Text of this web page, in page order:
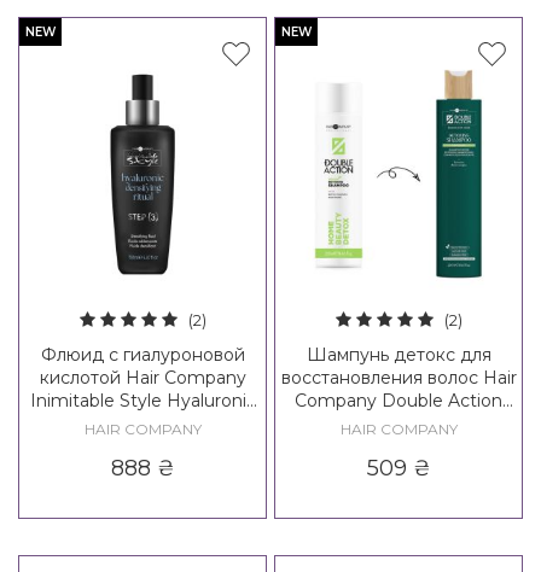
NEW
(2)
Флюид с гиалуроновой
кислотой Hair Company
Inimitable Style Hyaluronic
Densifying Fluid / Creative
Fluid
HAIR COMPANY
888 ₴
NEW
(2)
Шампунь детокс для
восстановления волос Hair
Company Double Action
Exfoliate Home Beauty
HAIR COMPANY
509 ₴